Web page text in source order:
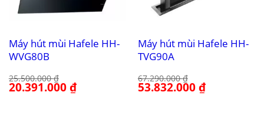
Máy hút mùi Hafele HH-
WVG80B
25.500.000₫
Giá
gốc
20.391.000₫Giá
hiện
Máy hút mùi Hafele HH-
TVG90A
67.290.000₫
Giá
gốc
53.832.000₫Giá
hiện